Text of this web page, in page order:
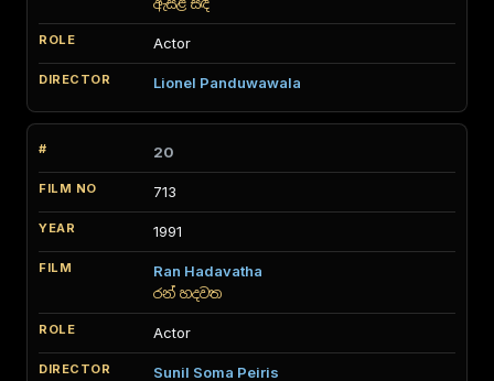
ඇසළ සඳ
Actor
Lionel Panduwawala
20
713
1991
Ran Hadavatha
රන් හදවත
Actor
Sunil Soma Peiris